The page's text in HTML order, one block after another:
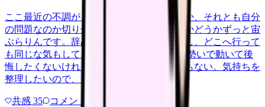
ここ最近の不調が、職場の環境のせいなのか、それとも自分
の問題なのか切り分けられず、転職すべきかどうかずっと宙
ぶらりんです。辞めれば楽になる気もするし、どこへ行って
も同じな気もして、決め手がありません。 勢いで動いて後
悔したくないけれど、このまま留まる根拠もない。気持ちを
整理したいので、判断材料の集…
共感 35 コメント